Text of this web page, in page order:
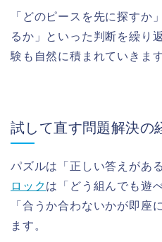
「どのピースを先に探すか
るか」といった判断を繰り
験も自然に積まれていきます
試して直す問題解決の
パズルは「正しい答えがあ
ロックは「どう組んでも遊
「合うか合わないかが即座
ます。